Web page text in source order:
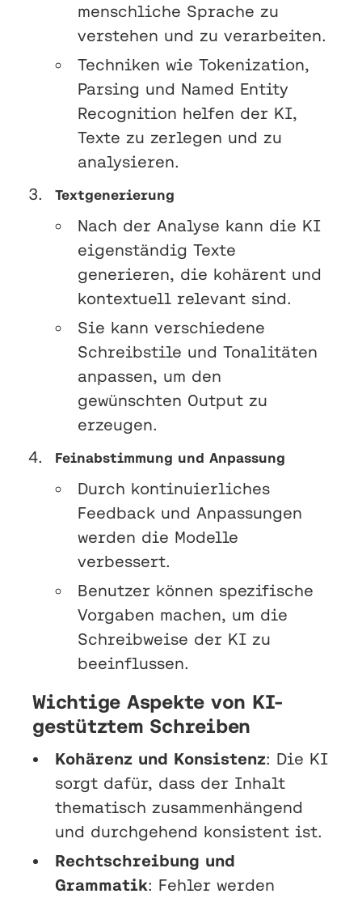
menschliche Sprache zu
verstehen und zu verarbeiten.
Techniken wie Tokenization,
Parsing und Named Entity
Recognition helfen der KI,
Texte zu zerlegen und zu
analysieren.
Textgenerierung
Nach der Analyse kann die KI
eigenständig Texte
generieren, die kohärent und
kontextuell relevant sind.
Sie kann verschiedene
Schreibstile und Tonalitäten
anpassen, um den
gewünschten Output zu
erzeugen.
Feinabstimmung und Anpassung
Durch kontinuierliches
Feedback und Anpassungen
werden die Modelle
verbessert.
Benutzer können spezifische
Vorgaben machen, um die
Schreibweise der KI zu
beeinflussen.
Wichtige Aspekte von KI-
gestütztem Schreiben
Kohärenz und Konsistenz: Die KI
sorgt dafür, dass der Inhalt
thematisch zusammenhängend
und durchgehend konsistent ist.
Rechtschreibung und
Grammatik: Fehler werden